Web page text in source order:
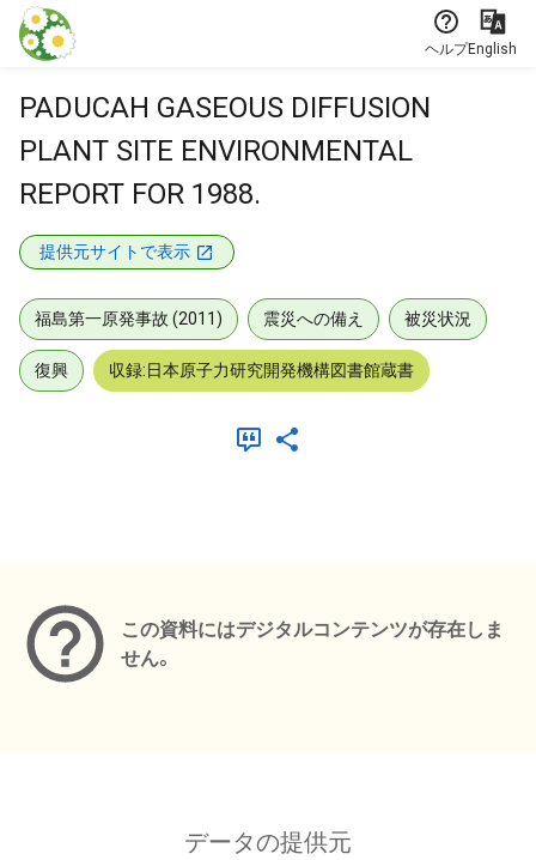
本文に飛ぶ
ヘルプEnglish
PADUCAH GASEOUS DIFFUSION
PLANT SITE ENVIRONMENTAL
REPORT FOR 1988.
提供元サイトで表示
福島第一原発事故 (2011) 震災への備え 被災状況
復興 収録:日本原子力研究開発機構図書館蔵書
この資料にはデジタルコンテンツが存在しま
せん。
データの提供元